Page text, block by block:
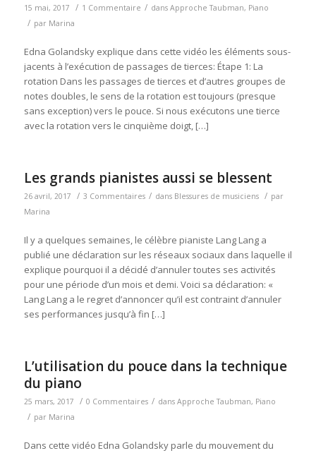
15 mai, 2017 / 1 Commentaire / dans Approche Taubman, Piano
/ par Marina
Edna Golandsky explique dans cette vidéo les éléments sous-
jacents à l’exécution de passages de tierces: Étape 1: La
rotation Dans les passages de tierces et d’autres groupes de
notes doubles, le sens de la rotation est toujours (presque
sans exception) vers le pouce. Si nous exécutons une tierce
avec la rotation vers le cinquième doigt, […]
Les grands pianistes aussi se blessent
26 avril, 2017 / 3 Commentaires / dans Blessures de musiciens / par
Marina
Il y a quelques semaines, le célèbre pianiste Lang Lang a
publié une déclaration sur les réseaux sociaux dans laquelle il
explique pourquoi il a décidé d’annuler toutes ses activités
pour une période d’un mois et demi. Voici sa déclaration: «
Lang Lang a le regret d’annoncer qu’il est contraint d’annuler
ses performances jusqu’à fin […]
L’utilisation du pouce dans la technique
du piano
25 mars, 2017 / 0 Commentaires / dans Approche Taubman, Piano
/ par Marina
Dans cette vidéo Edna Golandsky parle du mouvement du